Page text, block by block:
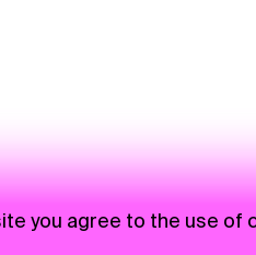
you agree to the use of